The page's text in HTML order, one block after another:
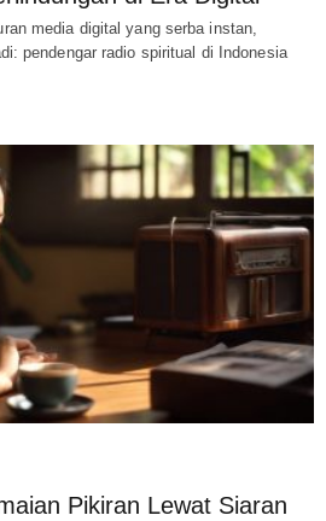
media digital yang serba instan,
pendengar radio spiritual di Indonesia
Pikiran Lewat Siaran